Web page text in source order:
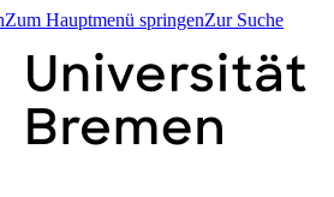
Zum Hauptmenü springenZur Suche